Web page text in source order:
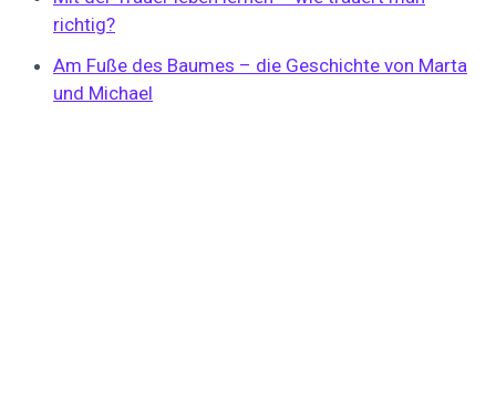
richtig?
Am Fuße des Baumes – die Geschichte von Marta
und Michael